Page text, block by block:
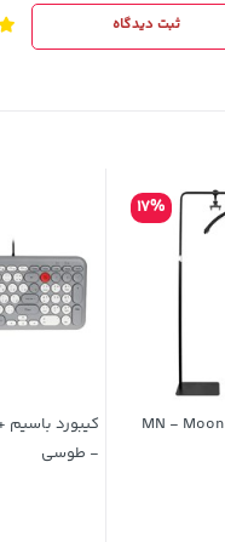
ثبت دیدگاه
نور ثابت ال ای دی MN - Moon
17%
- طوسی